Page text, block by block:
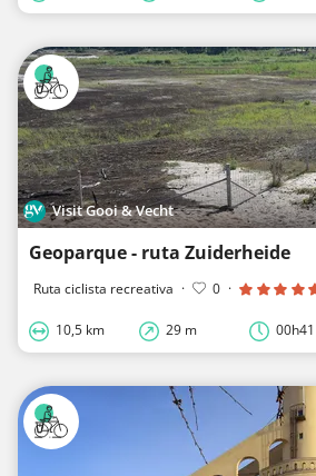
Visit Gooi & Vecht
Geoparque - ruta Zuiderheide
Ruta ciclista recreativa · 0 ·
10,5 km 29 m 00h41